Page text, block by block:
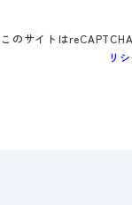
このサイトは
リ